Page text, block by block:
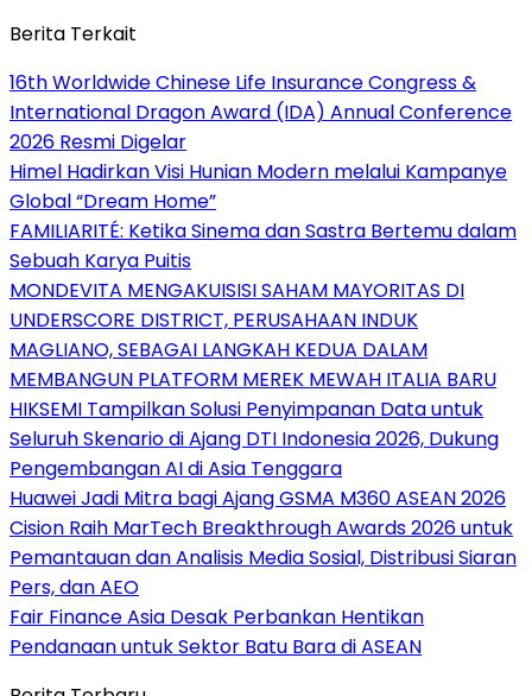
Berita Terkait
16th Worldwide Chinese Life Insurance Congress &
International Dragon Award (IDA) Annual Conference
2026 Resmi Digelar
Himel Hadirkan Visi Hunian Modern melalui Kampanye
Global “Dream Home”
FAMILIARITÉ: Ketika Sinema dan Sastra Bertemu dalam
Sebuah Karya Puitis
MONDEVITA MENGAKUISISI SAHAM MAYORITAS DI
UNDERSCORE DISTRICT, PERUSAHAAN INDUK
MAGLIANO, SEBAGAI LANGKAH KEDUA DALAM
MEMBANGUN PLATFORM MEREK MEWAH ITALIA BARU
HIKSEMI Tampilkan Solusi Penyimpanan Data untuk
Seluruh Skenario di Ajang DTI Indonesia 2026, Dukung
Pengembangan AI di Asia Tenggara
Huawei Jadi Mitra bagi Ajang GSMA M360 ASEAN 2026
Cision Raih MarTech Breakthrough Awards 2026 untuk
Pemantauan dan Analisis Media Sosial, Distribusi Siaran
Pers, dan AEO
Fair Finance Asia Desak Perbankan Hentikan
Pendanaan untuk Sektor Batu Bara di ASEAN